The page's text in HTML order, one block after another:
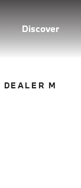
Discover
DEALER M